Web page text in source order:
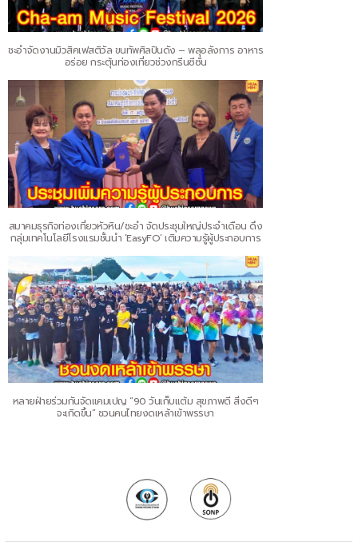
ชะอำจัดงานมิวสิคเฟสติวัล ขนทัพศิลปินดัง – พลุอลังการ อาหาร
อร่อย กระตุ้นท่องเที่ยวช่วงกรีนซีซั่น
สมาคมธุรกิจท่องเที่ยวหัวหิน/ชะอำ จัดประชุมใหญ่ประจำเดือน ดึง
กลุ่มเทคโนโลยีโรงแรมชั้นนำ ‘EasyFO’ เติมความรู้ผู้ประกอบการ
หลายฝ่ายร่วมกันจัดแคมเปญ “90 วันเก็บแต้ม สุขภาพดี สิ่งดีๆ
จะเกิดขึ้น” ชวนคนไทยงดเหล้าเข้าพรรษา